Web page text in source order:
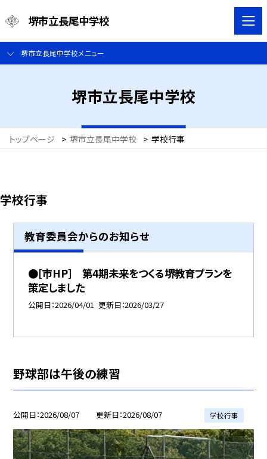
堺市立長尾中学校
堺市立長尾中学校メニュー
堺市立長尾中学校
トップページ > 堺市立長尾中学校 > 学校行事
学校行事
教育委員会からのお知らせ
●[市HP] 第4期未来をつくる堺教育プランを
策定しました
公開日 2026/04/01 更新日 2026/03/27
野球部は午後の練習
公開日 2026/08/07 更新日 2026/08/07 学校行事